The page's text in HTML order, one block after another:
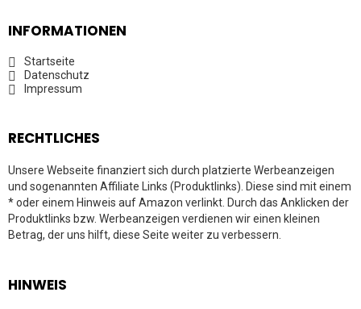
INFORMATIONEN
Startseite
Datenschutz
Impressum
RECHTLICHES
Unsere Webseite finanziert sich durch platzierte Werbeanzeigen
und sogenannten Affiliate Links (Produktlinks). Diese sind mit einem
* oder einem Hinweis auf Amazon verlinkt. Durch das Anklicken der
Produktlinks bzw. Werbeanzeigen verdienen wir einen kleinen
Betrag, der uns hilft, diese Seite weiter zu verbessern.
HINWEIS